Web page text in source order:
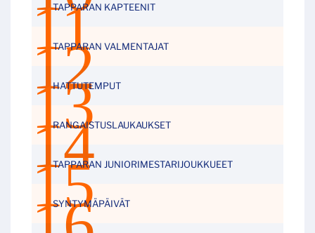
TAPPARAN KAPTEENIT
TAPPARAN VALMENTAJAT
HATTUTEMPUT
RANGAISTUSLAUKAUKSET
TAPPARAN JUNIORIMESTARIJOUKKUEET
SYNTYMÄPÄIVÄT